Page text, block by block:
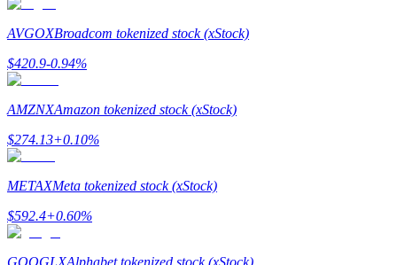
學習如何保持盈利
AVGOXBroadcom tokenized stock (xStock)
$420.9-0.94%
AMZNXAmazon tokenized stock (xStock)
$274.13+0.10%
METAXMeta tokenized stock (xStock)
$592.4+0.60%
GOOGLXAlphabet tokenized stock (xStock)